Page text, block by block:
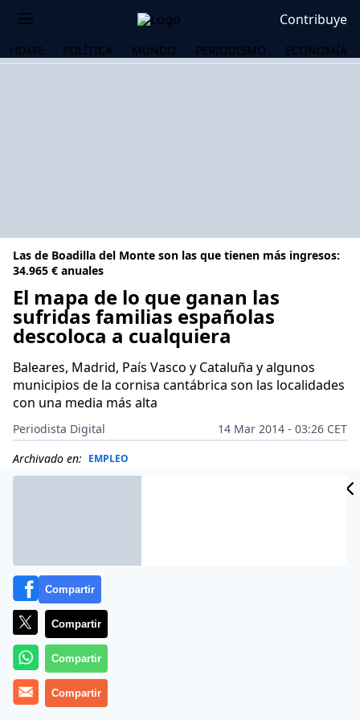
Contribuye
HOME POLÍTICA MUNDO PERIODISMO ECONOMÍA
Las de Boadilla del Monte son las que tienen más ingresos:
34.965 € anuales
El mapa de lo que ganan las
sufridas familias españolas
descoloca a cualquiera
Baleares, Madrid, País Vasco y Cataluña y algunos
municipios de la cornisa cantábrica son las localidades
con una media más alta
Periodista Digital
14 Mar 2014 - 03:26 CET
Archivado en: EMPLEO
Compartir
Compartir
Compartir
Compartir